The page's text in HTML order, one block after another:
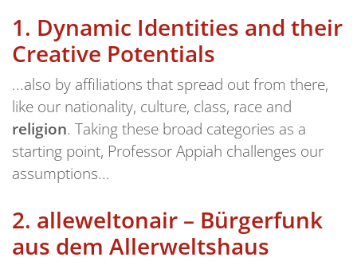
1. Dynamic Identities and their
Creative Potentials
...also by affiliations that spread out from there,
like our nationality, culture, class, race and
religion. Taking these broad categories as a
starting point, Professor Appiah challenges our
assumptions...
2. alleweltonair – Bürgerfunk
aus dem Allerweltshaus